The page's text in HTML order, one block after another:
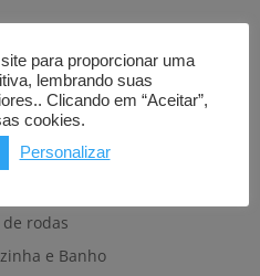
rodas
e Banho
para proporcionar uma
lembrando suas
Clicando em “Aceitar”,
cookies.
Personalizar